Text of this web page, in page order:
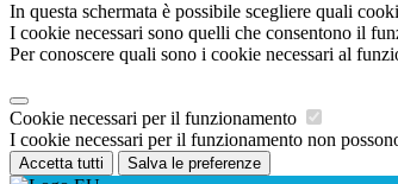
In questa schermata è possibile scegliere quali
I cookie necessari sono quelli che consentono il
Per conoscere quali sono i cookie necessari al
Cookie necessari per il funzionamento
I cookie necessari per il funzionamento non
Accetta tutti Salva le preferenze